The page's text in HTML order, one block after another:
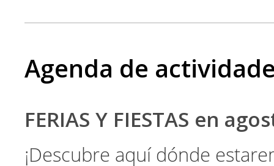
Agenda de
FERIAS Y FIESTAS en
¡Descubre aquí dónde